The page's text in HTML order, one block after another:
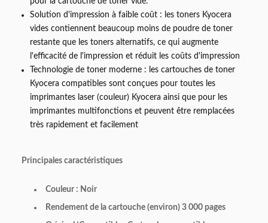
Solution d'impression à faible coût : les toners Kyocera
vides contiennent beaucoup moins de poudre de toner
restante que les toners alternatifs, ce qui augmente
l'efficacité de l'impression et réduit les coûts d'impression
Technologie de toner moderne : les cartouches de toner
Kyocera compatibles sont conçues pour toutes les
imprimantes laser (couleur) Kyocera ainsi que pour les
imprimantes multifonctions et peuvent être remplacées
très rapidement et facilement
Principales caractéristiques
Couleur : Noir
Rendement de la cartouche (environ) 3 000 pages